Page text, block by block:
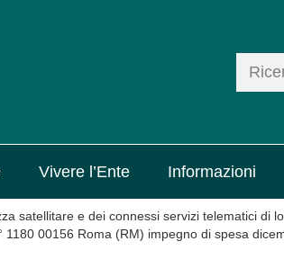
Vivere l’Ente Informazioni
satellitare e dei connessi servizi telematici di
00156 Roma (RM) impegno di spesa